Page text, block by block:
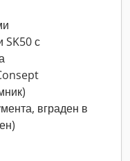
SK50 с
вграден в